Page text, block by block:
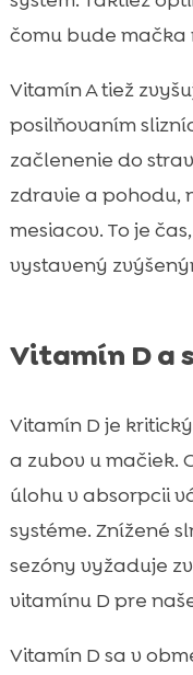
čomu bude
Vitamín A tiež
posilňovaním
začlenenie do
zdravie a pohodu,
mesiacov. To je
vystavený
Vitamín D a
Vitamín D je
a zubov u mačiek.
úlohu v absorpcii
systéme. Znížené
sezóny vyžaduje
vitamínu D pre
Vitamín D sa v